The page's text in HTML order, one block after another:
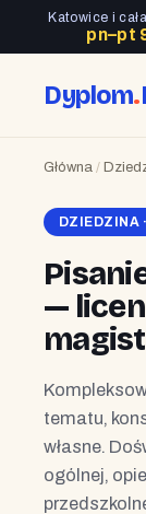
Katowice i
pn–pt
Dyplom.
Główna /
DZIEDZINA
—
tematu,
własne.
ogólnej,